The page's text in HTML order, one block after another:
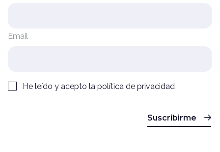
Email
He leído y acepto la política de privacidad
Suscribirme